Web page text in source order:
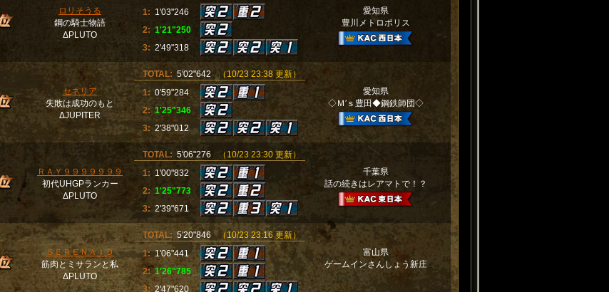
ロリそうる
鋼の騎士物語
ΔPLUTO
1: 1'03"246
2: 1'21"250
3: 2'49"318
愛知県
豊川メトロポリス
セネリア
失敗は成功のもと
ΔJUPITER
TOTAL: 5'02"642
（10/23 23:38 更新）
1: 0'59"284
2: 1'25"346
3: 2'38"012
愛知県
◇Ｍ′ｓ豊田◆鋼鉄師団◇
ＲＡＹ９９９９９９９
初代UHGPランカー
ΔPLUTO
TOTAL: 5'06"276
（10/23 23:30 更新）
1: 1'00"832
2: 1'25"773
3: 2'39"671
千葉県
話の続きはレアマトで！？
ＳＥＲＥＮＡＩＤ
筋肉とミサランと私
ΔPLUTO
TOTAL: 5'20"846
（10/23 23:16 更新）
1: 1'06"441
2: 1'26"785
3: 2'47"620
富山県
ゲームインさんしょう新庄